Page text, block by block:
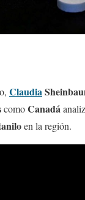
Claudia
comoCanadá
en la región.